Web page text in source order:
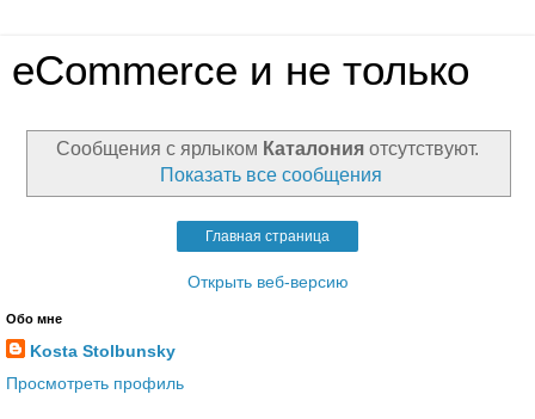
eCommerce и не только
Сообщения с ярлыком Каталония отсутствуют.
Показать все сообщения
Главная страница
Открыть веб-версию
Обо мне
Kosta Stolbunsky
Просмотреть профиль